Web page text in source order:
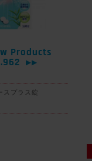
Products
▶▶
スプラス錠